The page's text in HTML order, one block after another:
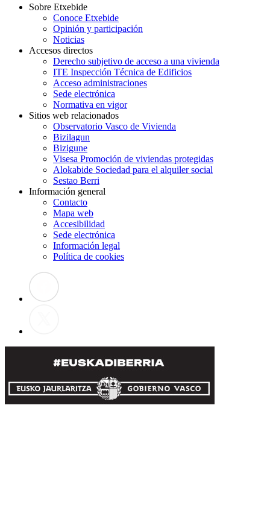
Sobre Etxebide
Conoce Etxebide
Opinión y participación
Noticias
Accesos directos
Derecho subjetivo de acceso a una vivienda
ITE Inspección Técnica de Edificios
Acceso administraciones
Sede electrónica
Normativa en vigor
Sitios web relacionados
Observatorio Vasco de Vivienda
Bizilagun
Bizigune
Visesa Promoción de viviendas protegidas
Alokabide Sociedad para el alquiler social
Sestao Berri
Información general
Contacto
Mapa web
Accesibilidad
Sede electrónica
Información legal
Política de cookies